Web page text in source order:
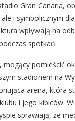
Gran Canaria,
i symbolicznym dla
wpływają na
spotkań.
mogący pomieścić
stadionem na
arena, która
i jego kibiców.
sprawiają, że